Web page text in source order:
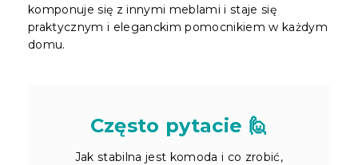
komponuje się z innymi meblami i staje się
praktycznym i eleganckim pomocnikiem w każdym
domu.
Często pytacie 🙋
Jak stabilna jest komoda i co zrobić,